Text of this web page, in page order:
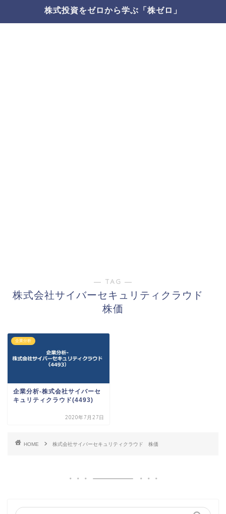
株式投資をゼロから学ぶ「株ゼロ」
― TAG ―
株式会社サイバーセキュリティクラウド
株価
企業分析
企業分析-株式会社サイバーセ
キュリティクラウド(4493)
2020年7月27日
HOME 株式会社サイバーセキュリティクラウド 株価